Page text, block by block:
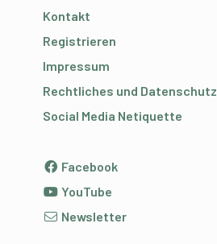
Kontakt
Registrieren
Impressum
Rechtliches und Datenschutz
Social Media Netiquette
Facebook
YouTube
Newsletter